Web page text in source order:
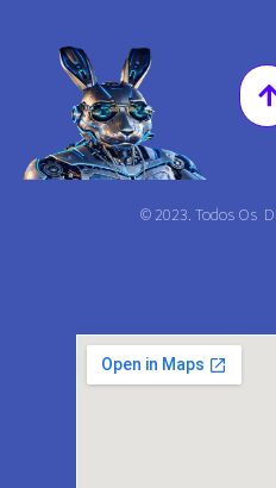
© 2023. Todos Os